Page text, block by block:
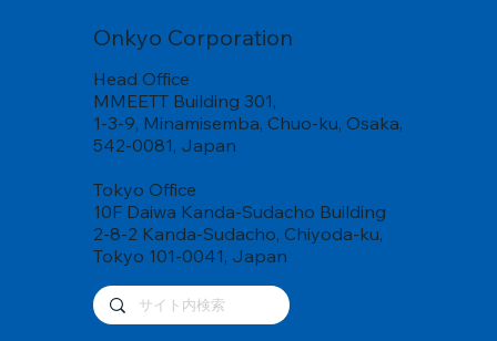
Onkyo Corporation
Head Office
MMEETT Building 301,
1-3-9, Minamisemba, Chuo-ku, Osaka,
542-0081, Japan
Tokyo Office
10F Daiwa Kanda-Sudacho Building
2-8-2 Kanda-Sudacho, Chiyoda-ku,
Tokyo 101-0041, Japan